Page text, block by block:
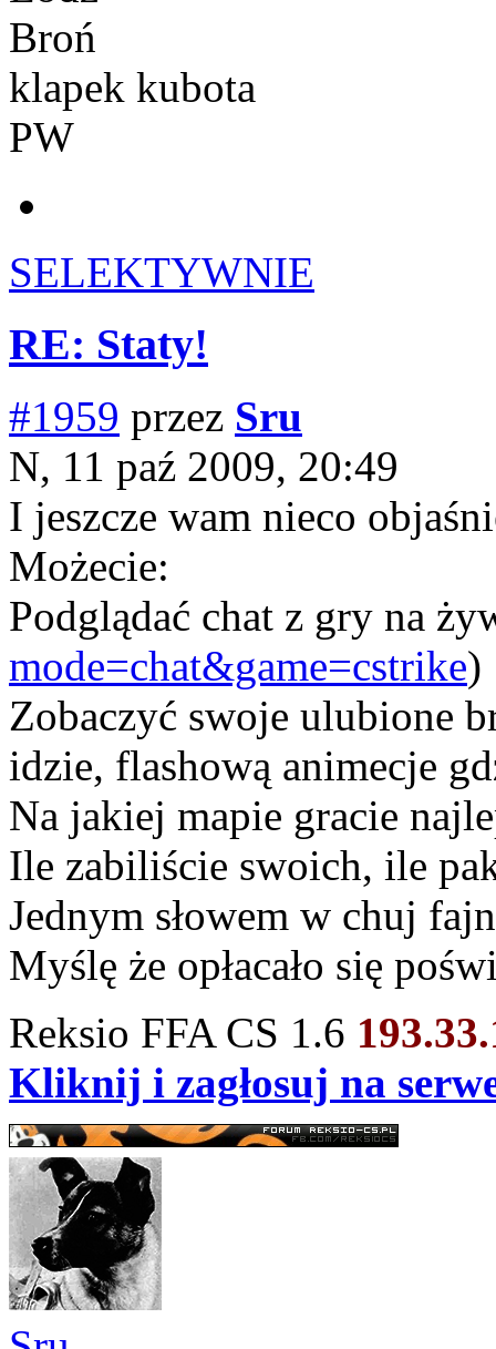
Broń
klapek kubota
PW
SELEKTYWNIE
RE: Staty!
#1959 przez Sru
N, 11 paź 2009, 20:49
I jeszcze wam nieco
Możecie:
Podglądać chat z gry na
mode=chat&game=cstrike)
Zobaczyć swoje ulubione
idzie, flashową animecje
Na jakiej mapie gracie
Ile zabiliście swoich, ile
Jednym słowem w chuj
Myślę że opłacało się
Reksio FFA CS 1.6
Kliknij i zagłosuj na